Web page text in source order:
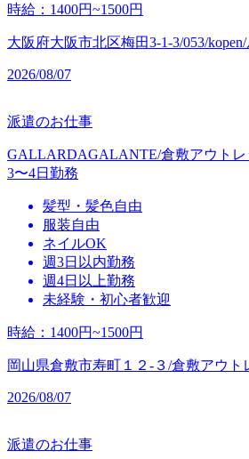
時給 ： 1400円~1500円
大阪府大阪市北区梅田3-1-3/053/
2026/08/07
派遣のお仕事
GALLARDAGALANTE/倉敷アウト
3〜4日勤務
髪型・髪色自由
服装自由
ネイルOK
週3日以内勤務
週4日以上勤務
未経験・初心者歓迎
時給 ： 1400円~1500円
岡山県倉敷市寿町１２‐３/倉敷アウト
2026/08/07
派遣のお仕事